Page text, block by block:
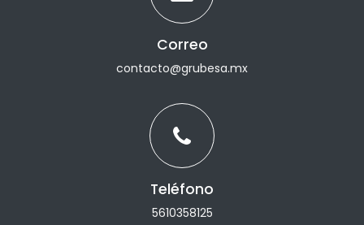
Correo
contacto@grubesa.mx
Teléfono
5610358125